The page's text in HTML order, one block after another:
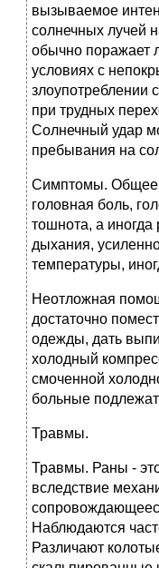
вызываемое
солнечных лучей
обычно поражает
условиях с
злоупотреблении
при трудных
Солнечный удар
пребывания на
Симптомы. Общее
головная боль,
тошнота, а иногда
дыхания,
температуры,
Неотложная
достаточно
одежды, дать
холодный
смоченной
больные
Травмы.
Травмы. Раны -
вследствие
Наблюдаются
Различают